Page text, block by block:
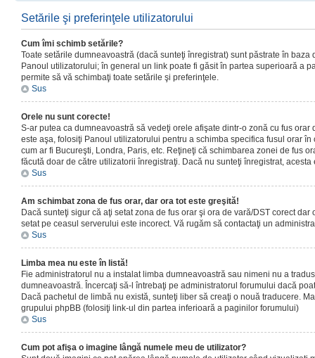
Setările şi preferinţele utilizatorului
Cum îmi schimb setările?
Toate setările dumneavoastră (dacă sunteţi înregistrat) sunt păstrate în baza
Panoul utilizatorului; în general un link poate fi găsit în partea superioară a
permite să vă schimbaţi toate setările şi preferinţele.
Sus
Orele nu sunt corecte!
S-ar putea ca dumneavoastră să vedeţi orele afişate dintr-o zonă cu fus orar
este aşa, folosiţi Panoul utilizatorului pentru a schimba specifica fusul orar
cum ar fi Bucureşti, Londra, Paris, etc. Reţineţi că schimbarea zonei de fus
făcută doar de către utilizatorii înregistraţi. Dacă nu sunteţi înregistrat, acesta
Sus
Am schimbat zona de fus orar, dar ora tot este greşită!
Dacă sunteţi sigur că aţi setat zona de fus orar şi ora de vară/DST corect
setat pe ceasul serverului este incorect. Vă rugăm să contactaţi un
Sus
Limba mea nu este în listă!
Fie administratorul nu a instalat limba dumneavoastră sau nimeni nu a
dumneavoastră. Încercaţi să-l întrebaţi pe administratorul forumului dacă
Dacă pachetul de limbă nu există, sunteţi liber să creaţi o nouă traducere.
grupului phpBB (folosiţi link-ul din partea inferioară a paginilor forumului)
Sus
Cum pot afişa o imagine lângă numele meu de utilizator?